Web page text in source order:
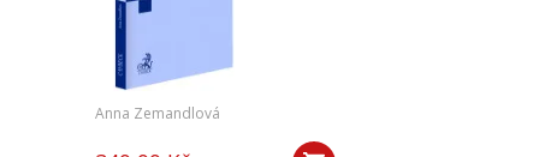
Anna Zemandlová